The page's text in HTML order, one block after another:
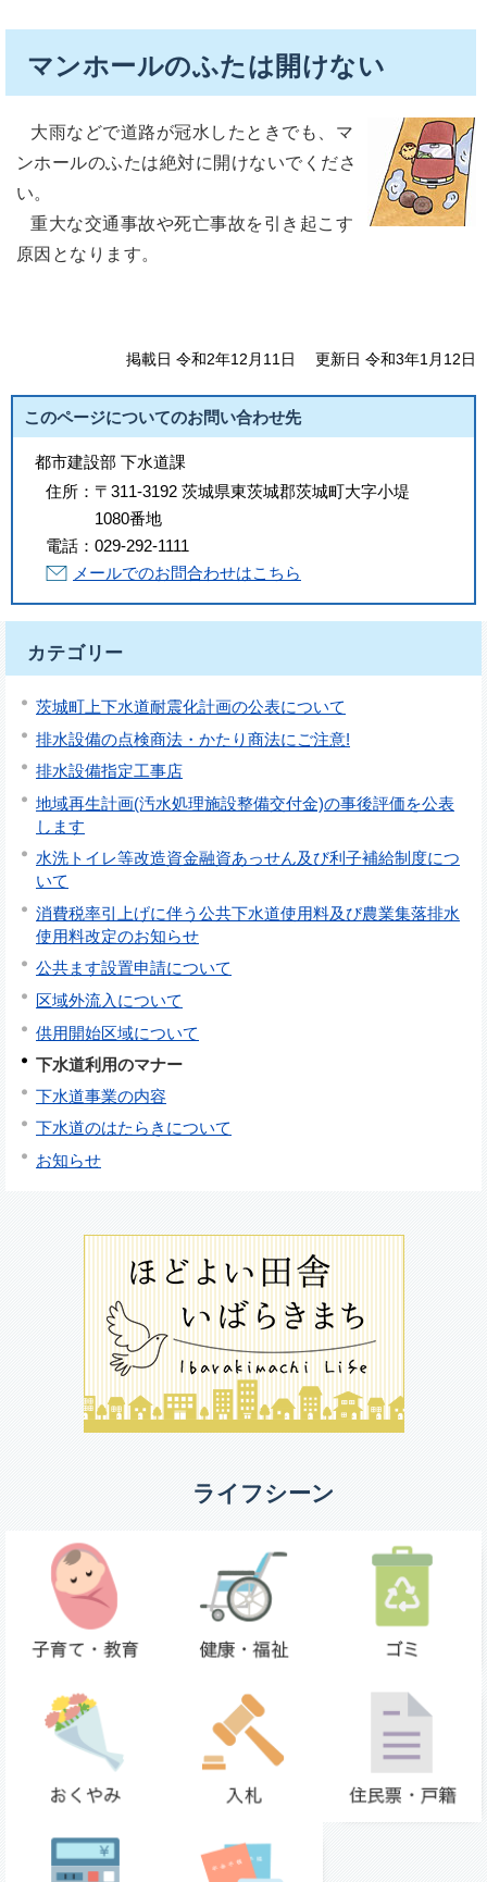
マンホールのふたは開けない
大雨などで道路が冠水したときでも、マ
ンホールのふたは絶対に開けないでくださ
い。
重大な交通事故や死亡事故を引き起こす
原因となります。
掲載日 令和2年12月11日 更新日 令和3年1月12日
このページについてのお問い合わせ先
都市建設部 下水道課
住所： 〒311-3192 茨城県東茨城郡茨城町大字小堤
1080番地
電話： 029-292-1111
メールでのお問合わせはこちら
カテゴリー
茨城町上下水道耐震化計画の公表について
排水設備の点検商法・かたり商法にご注意!
排水設備指定工事店
地域再生計画(汚水処理施設整備交付金)の事後評価を公表
します
水洗トイレ等改造資金融資あっせん及び利子補給制度につ
いて
消費税率引上げに伴う公共下水道使用料及び農業集落排水
使用料改定のお知らせ
公共ます設置申請について
区域外流入について
供用開始区域について
下水道利用のマナー
下水道事業の内容
下水道のはたらきについて
お知らせ
ライフシーン